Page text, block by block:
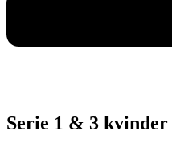
Serie 1 & 3 kvinder